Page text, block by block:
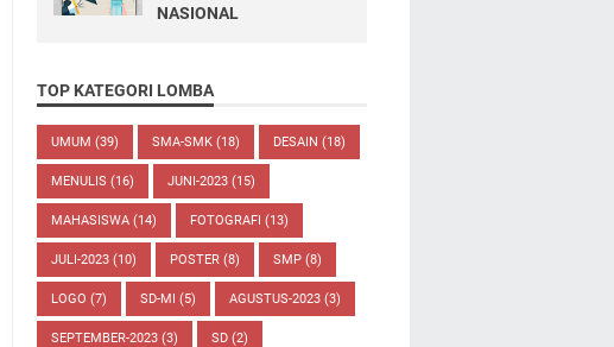
NASIONAL
TOP KATEGORI LOMBA
UMUM (39) SMA-SMK (18) DESAIN (18)
MENULIS (16) JUNI-2023 (15)
MAHASISWA (14) FOTOGRAFI (13)
JULI-2023 (10) POSTER (8) SMP (8)
LOGO (7) SD-MI (5) AGUSTUS-2023 (3)
SEPTEMBER-2023 (3) SD (2)